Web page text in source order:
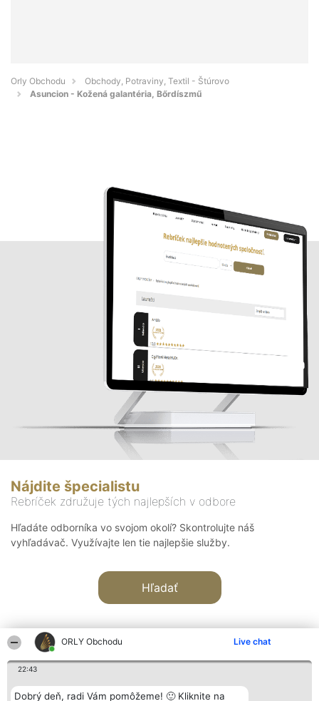
ORLY Obchodu Live chat
22:43
Dobrý deň, radi Vám pomôžeme! 🙂 Kliknite na
Orly Obchodu
Obchody, Potraviny, Textil - Štúrovo
Asuncion - Kožená galantéria, Bőrdíszmű
Nájdite špecialistu
Rebríček združuje tých najlepších v odbore
Hľadáte odborníka vo svojom okolí? Skontrolujte náš
vyhľadávač. Využívajte len tie najlepšie služby.
Hľadať
Organizátor hodnotenia Hodnotenie Kontakt